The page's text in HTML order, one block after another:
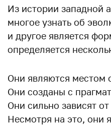
Из истории западной
многое узнать об
и другое является
определяется
Они являются местом
Они созданы с
Они сильно зависят
Несмотря на это, они